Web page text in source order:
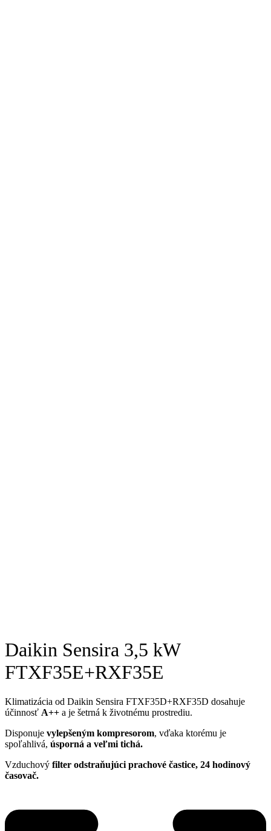
Daikin Sensira 3,5 kW
FTXF35E+RXF35E
Klimatizácia od Daikin Sensira FTXF35D+RXF35D dosahuje
účinnosť A++ a je šetrná k životnému prostrediu.
Disponuje vylepšeným kompresorom, vďaka ktorému je
spoľahlivá, úsporná a veľmi tichá.
Vzduchový filter odstraňujúci prachové častice, 24 hodinový
časovač.